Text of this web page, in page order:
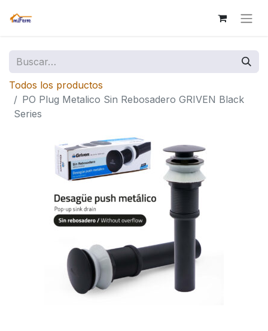
Todos los productos
PO Plug Metalico Sin Rebosadero GRIVEN Black
Series